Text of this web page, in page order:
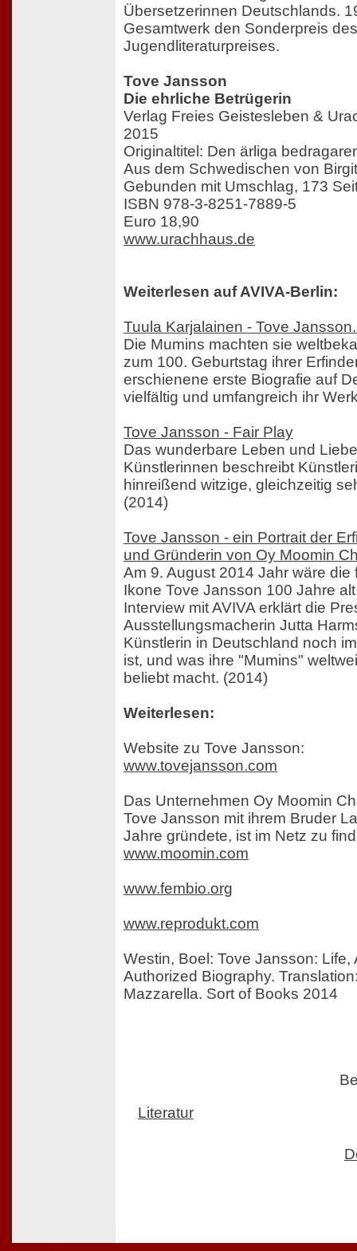
Übersetzerinnen Deutschlands.
Gesamtwerk den Sonderpreis
Jugendliteraturpreises.
Tove Jansson
Die ehrliche Betrügerin
Verlag Freies Geistesleben &
2015
Originaltitel: Den ärliga
Aus dem Schwedischen von
Gebunden mit Umschlag, 173
ISBN 978-3-8251-7889-5
Euro 18,90
www.urachhaus.de
Weiterlesen auf AVIVA-Berlin:
Tuula Karjalainen - Tove
Die Mumins machten sie
zum 100. Geburtstag ihrer
erschienene erste Biografie auf
vielfältig und umfangreich ihr
Tove Jansson - Fair Play
Das wunderbare Leben und
Künstlerinnen beschreibt
hinreißend witzige, gleichzeitig
(2014)
Tove Jansson - ein Portrait der
und Gründerin von Oy Moomin
Am 9. August 2014 Jahr wäre die
Ikone Tove Jansson 100 Jahre
Interview mit AVIVA erklärt die
Ausstellungsmacherin Jutta
Künstlerin in Deutschland noch
ist, und was ihre "Mumins"
beliebt macht. (2014)
Weiterlesen:
Website zu Tove Jansson:
www.tovejansson.com
Das Unternehmen Oy Moomin
Tove Jansson mit ihrem Bruder
Jahre gründete, ist im Netz zu
www.moomin.com
www.fembio.org
www.reprodukt.com
Westin, Boel: Tove Jansson: Life,
Authorized Biography.
Mazzarella. Sort of Books 2014
Literatur